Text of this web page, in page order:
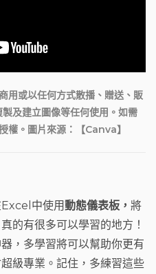
用或以任何方式散播、贈送、販
及建立圖像等任何使用。如需
權。圖片來源：【Canva】
中使用動態儀表板， 將
的有很多可以學習的地方！
，多學習將可以幫助你更有
級專業。記住，多練習這些